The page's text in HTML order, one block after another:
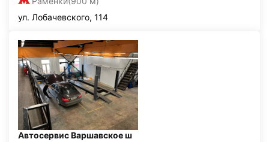
ул. Лобачевского, 114
Автосервис Варшавское ш